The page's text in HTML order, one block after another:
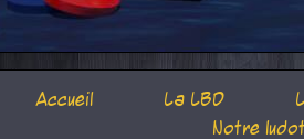
Accueil La LBD
Notre